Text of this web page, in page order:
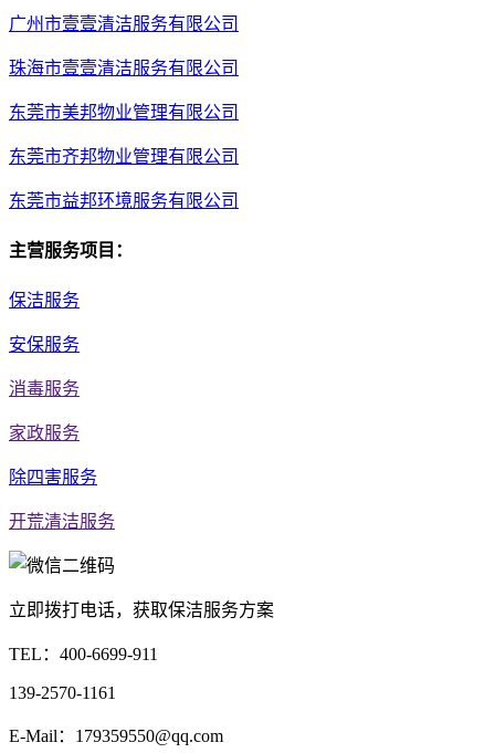
广州市壹壹清洁服务有限公司
珠海市壹壹清洁服务有限公司
东莞市美邦物业管理有限公司
东莞市齐邦物业管理有限公司
东莞市益邦环境服务有限公司
主营服务项目：
保洁服务
安保服务
消毒服务
家政服务
除四害服务
开荒清洁服务
立即拨打电话，获取保洁服务方案
TEL： 400-6699-911
139-2570-1161
E-Mail：179359550@qq.com